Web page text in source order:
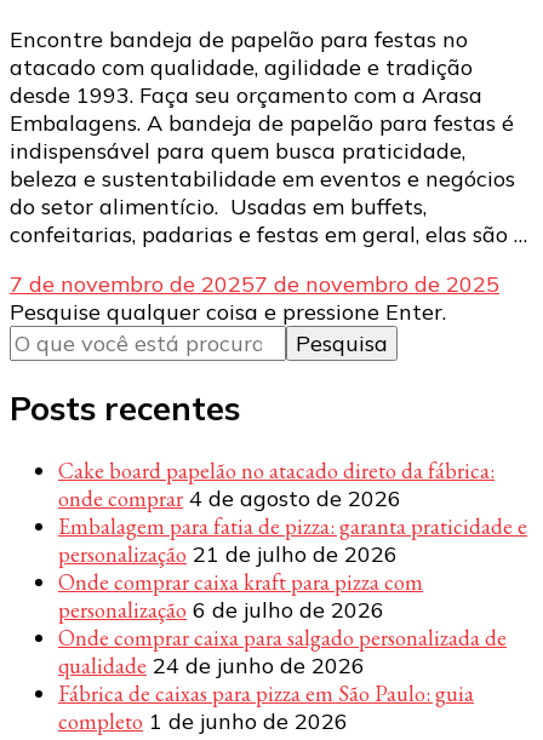
Encontre bandeja de papelão para festas no
atacado com qualidade, agilidade e tradição
desde 1993. Faça seu orçamento com a Arasa
Embalagens. A bandeja de papelão para festas é
indispensável para quem busca praticidade,
beleza e sustentabilidade em eventos e negócios
do setor alimentício. Usadas em buffets,
confeitarias, padarias e festas em geral, elas são …
7 de novembro de 20257 de novembro de 2025
Procurando
algo?
Pesquise qualquer coisa e pressione Enter.
Posts recentes
Cake board papelão no atacado direto da fábrica:
onde comprar 4 de agosto de 2026
Embalagem para fatia de pizza: garanta praticidade e
personalização 21 de julho de 2026
Onde comprar caixa kraft para pizza com
personalização 6 de julho de 2026
Onde comprar caixa para salgado personalizada de
qualidade 24 de junho de 2026
Fábrica de caixas para pizza em São Paulo: guia
completo 1 de junho de 2026